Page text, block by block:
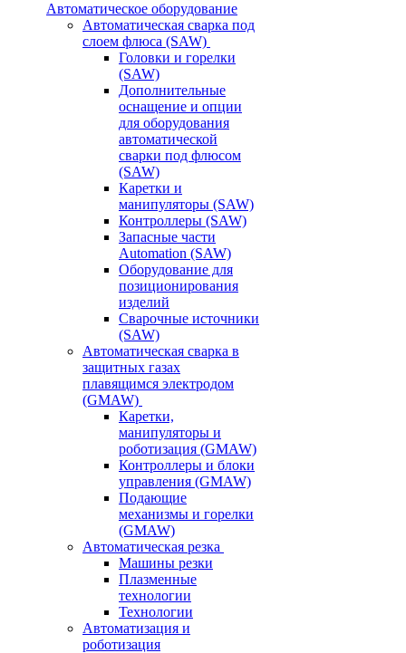
Автоматическое оборудование
Автоматическая сварка под
слоем флюса (SAW)
Головки и горелки
(SAW)
Дополнительные
оснащение и опции
для оборудования
автоматической
сварки под флюсом
(SAW)
Каретки и
манипуляторы (SAW)
Контроллеры (SAW)
Запасные части
Automation (SAW)
Оборудование для
позиционирования
изделий
Сварочные источники
(SAW)
Автоматическая сварка в
защитных газах
плавящимся электродом
(GMAW)
Каретки,
манипуляторы и
роботизация (GMAW)
Контроллеры и блоки
управления (GMAW)
Подающие
механизмы и горелки
(GMAW)
Автоматическая резка
Машины резки
Плазменные
технологии
Технологии
Автоматизация и
роботизация